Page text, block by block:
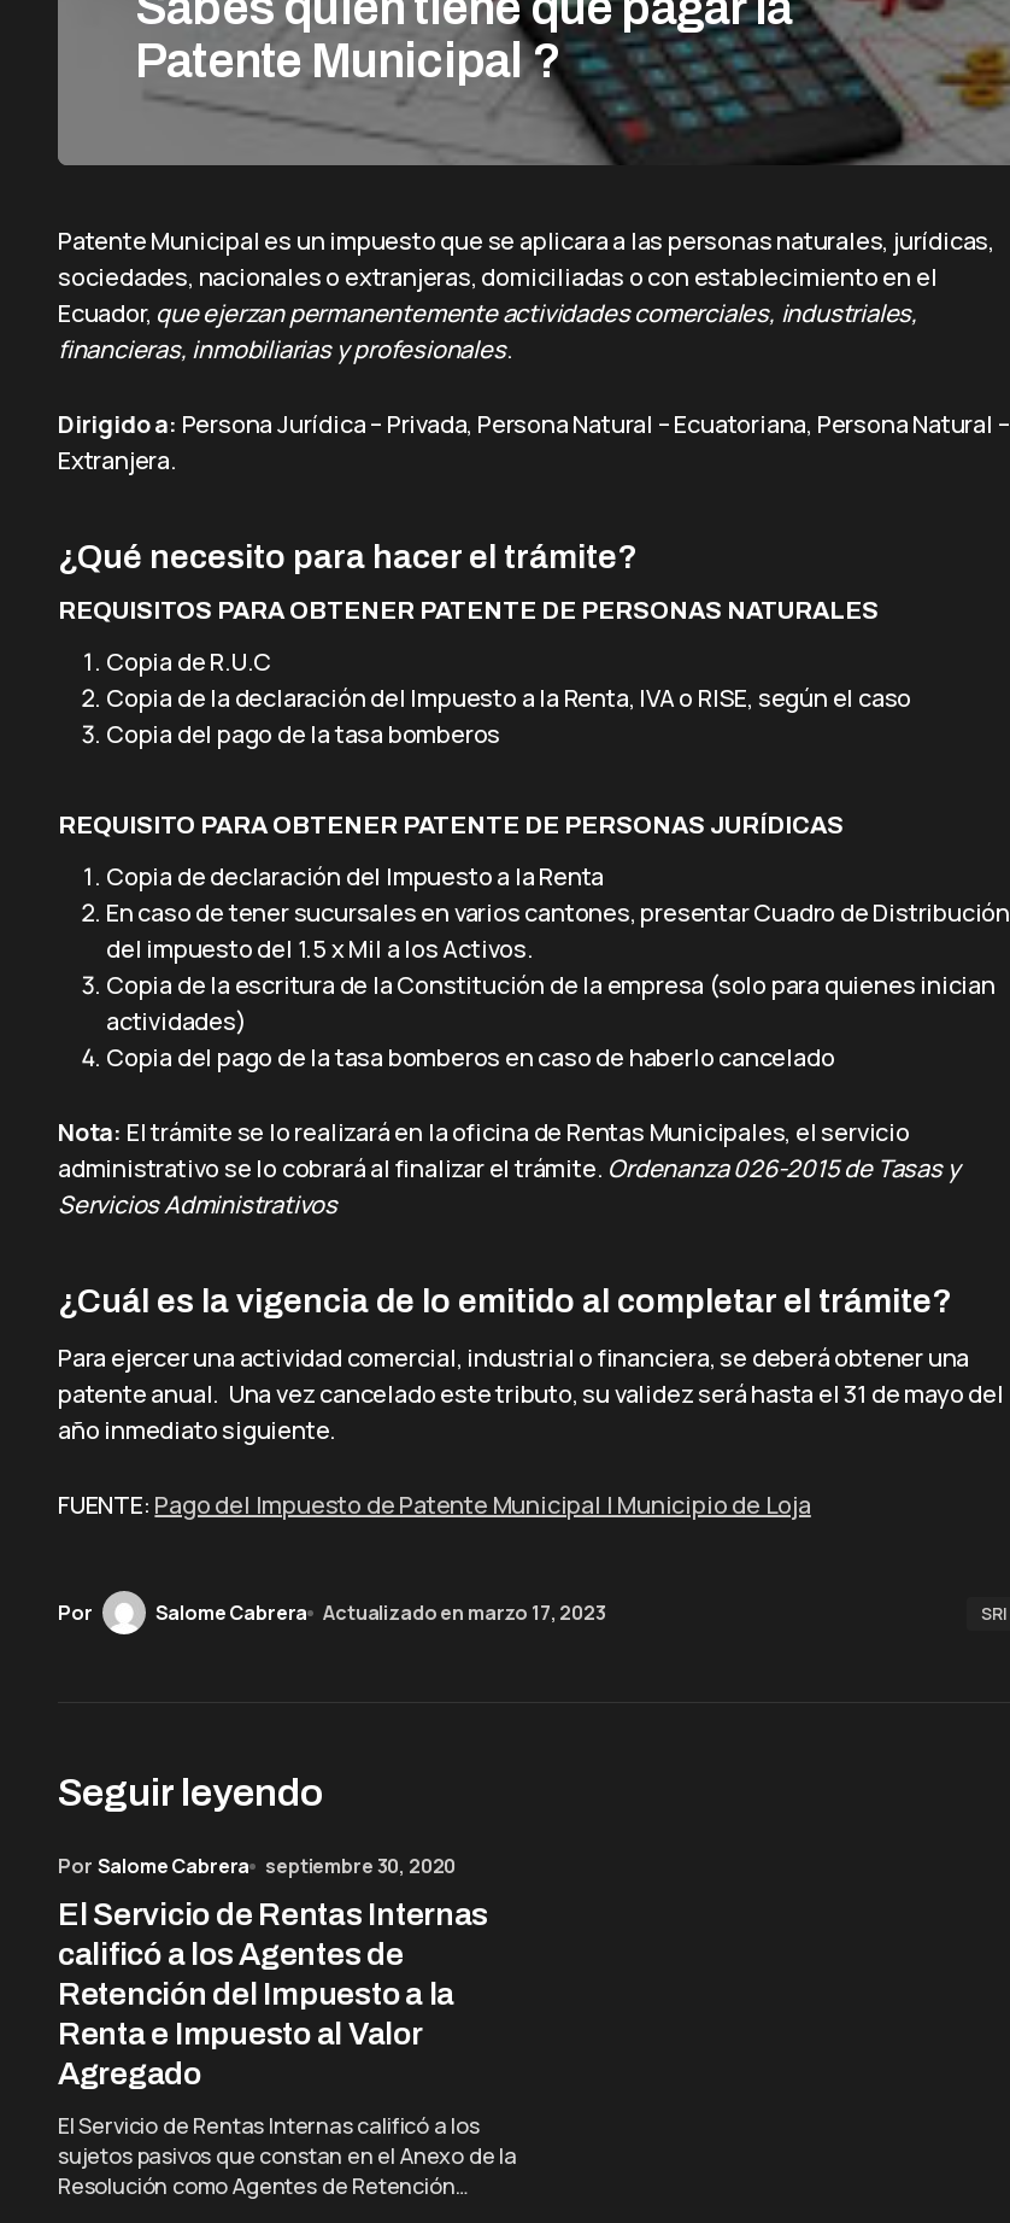
Patente Municipal ?
Patente Municipal es un impuesto que se aplicara a las personas naturales, jurídicas,
sociedades, nacionales o extranjeras, domiciliadas o con establecimiento en el
Ecuador, que ejerzan permanentemente actividades comerciales, industriales,
financieras, inmobiliarias y profesionales.
Dirigido a: Persona Jurídica – Privada, Persona Natural – Ecuatoriana, Persona Natural –
Extranjera.
¿Qué necesito para hacer el trámite?
REQUISITOS PARA OBTENER PATENTE DE PERSONAS NATURALES
Copia de R.U.C
Copia de la declaración del Impuesto a la Renta, IVA o RISE, según el caso
Copia del pago de la tasa bomberos
REQUISITO PARA OBTENER PATENTE DE PERSONAS JURÍDICAS
Copia de declaración del Impuesto a la Renta
En caso de tener sucursales en varios cantones, presentar Cuadro de Distribución
del impuesto del 1.5 x Mil a los Activos.
Copia de la escritura de la Constitución de la empresa (solo para quienes inician
actividades)
Copia del pago de la tasa bomberos en caso de haberlo cancelado
Nota: El trámite se lo realizará en la oficina de Rentas Municipales, el servicio
administrativo se lo cobrará al finalizar el trámite. Ordenanza 026-2015 de Tasas y
Servicios Administrativos
¿Cuál es la vigencia de lo emitido al completar el trámite?
Para ejercer una actividad comercial, industrial o financiera, se deberá obtener una
patente anual. Una vez cancelado este tributo, su validez será hasta el 31 de mayo del
año inmediato siguiente.
FUENTE: Pago del Impuesto de Patente Municipal | Municipio de Loja
Por Salome Cabrera Actualizado en marzo 17, 2023 SRI
Seguir leyendo
Por Salome Cabrera septiembre 30, 2020
El Servicio de Rentas Internas
calificó a los Agentes de
Retención del Impuesto a la
Renta e Impuesto al Valor
Agregado
El Servicio de Rentas Internas calificó a los
sujetos pasivos que constan en el Anexo de la
Resolución como Agentes de Retención…